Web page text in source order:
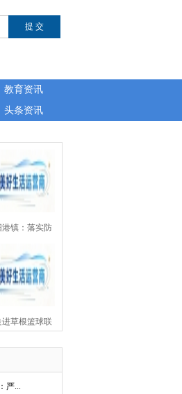
教育资讯
头条资讯
镇：落实防
”设施，为157
“安全锁”
草根篮球联
动课堂”
严...